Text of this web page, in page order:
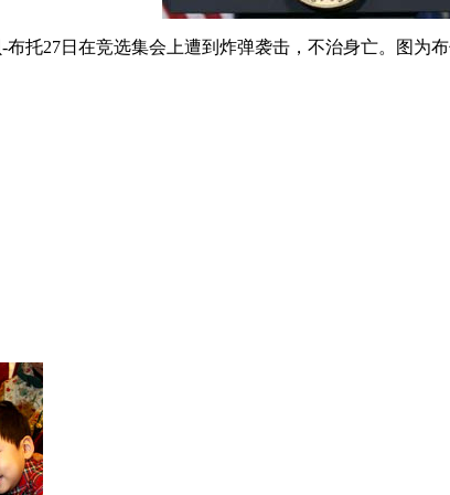
托27日在竞选集会上遭到炸弹袭击，不治身亡。图为